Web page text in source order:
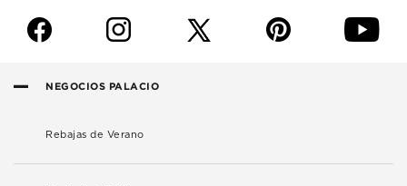
f i p y
NEGOCIOS PALACIO
Rebajas de Verano